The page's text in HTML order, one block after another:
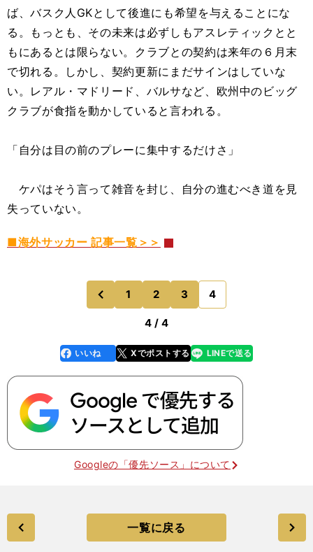
ば、バスク人GKとして後進にも希望を与えることにな
る。もっとも、その未来は必ずしもアスレティックとと
もにあるとは限らない。クラブとの契約は来年の６月末
で切れる。しかし、契約更新にまだサインはしていな
い。レアル・マドリード、バルサなど、欧州中のビッグ
クラブが食指を動かしていると言われる。
「自分は目の前のプレーに集中するだけさ」
ケパはそう言って雑音を封じ、自分の進むべき道を見
失っていない。
■海外サッカー 記事一覧＞＞
前
のページへ
1 2 3 4
4 / 4
faceboo
k
いいね Xでポストする
line LINEで送る
Googleの「優先ソース」について
一覧に戻る